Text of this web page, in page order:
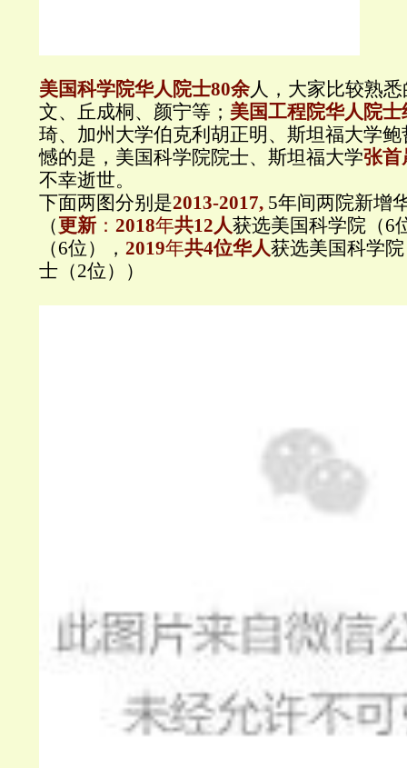
美国科学院华人院士80余人，大家比较熟
文、丘成桐、颜宁等； 美国工程院华人院士
琦、加州大学伯克利胡正明、斯坦福大学
憾的是，美国科学院院士、斯坦福大学张首
不幸逝世。
下面两图分别是2013-2017, 5年间两院新增
（更新 ： 2018年共12人获选美国科学院（6
（6位）， 2019年共4位华人获选美国科学
士（2位））